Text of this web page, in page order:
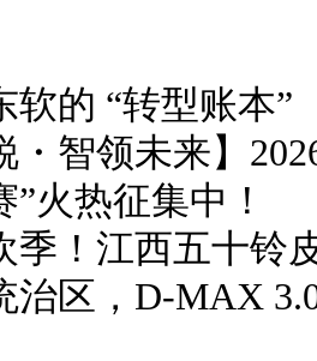
软的 “转型账本”
・智领未来】
火热征集中！
季！江西五十铃
治区，D-MAX